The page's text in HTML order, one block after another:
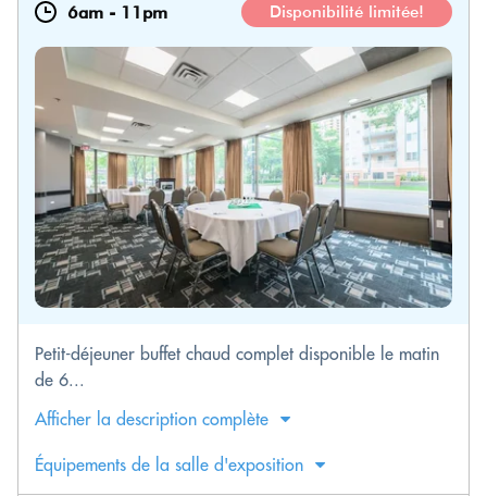
6am - 11pm Disponibilité limitée!
Petit-déjeuner buffet chaud complet disponible le matin
de 6...
Afficher la description complète
Équipements de la salle d'exposition